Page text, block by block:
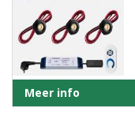
Meer info